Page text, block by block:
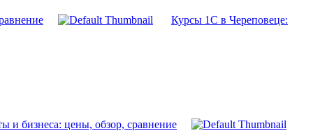
Курсы 1С в Череповеце:
и бизнеса: цены, обзор, сравнение